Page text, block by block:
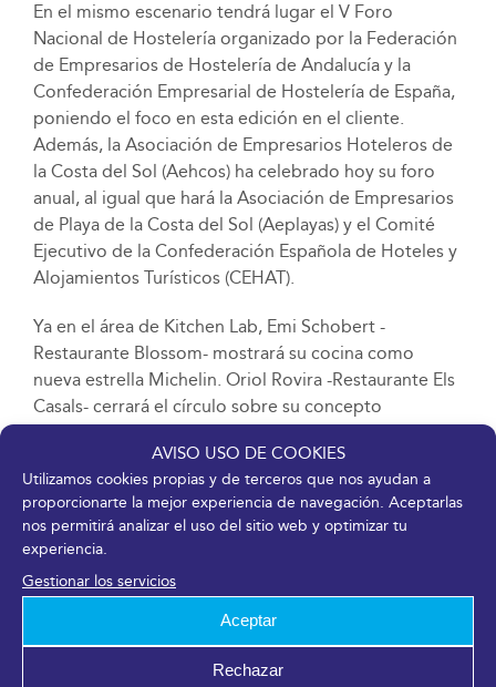
AVISO USO DE COOKIES
Utilizamos cookies propias y de terceros que nos ayudan a
proporcionarte la mejor experiencia de navegación. Aceptarlas
nos permitirá analizar el uso del sitio web y optimizar tu
experiencia.
Gestionar los servicios
Aceptar
Rechazar
En el mismo escenario tendrá lugar el V Foro
Nacional de Hostelería organizado por la Federación
de Empresarios de Hostelería de Andalucía y la
Confederación Empresarial de Hostelería de España,
poniendo el foco en esta edición en el cliente.
Además, la Asociación de Empresarios Hoteleros de
la Costa del Sol (Aehcos) ha celebrado hoy su foro
anual, al igual que hará la Asociación de Empresarios
de Playa de la Costa del Sol (Aeplayas) y el Comité
Ejecutivo de la Confederación Española de Hoteles y
Alojamientos Turísticos (CEHAT).
Ya en el área de Kitchen Lab, Emi Schobert -
Restaurante Blossom- mostrará su cocina como
nueva estrella Michelin. Oriol Rovira -Restaurante Els
Casals- cerrará el círculo sobre su concepto
transmitirá a través de una triada de cocineros de
gran valor, como Juan Carlos García -Restaurante
Vandelvira- mostrará las raíces jienenses con texturas
de Japón, mientras que Juanjo Mesa -Restaurante
cocina tradicional la localidad de Jaén de Pegalajar. El
trío lo cierra Javier Jurado Ruiz -Restaurante Malak- y
su concepto gastronómico serrano. Por último,
Sergio Solis -Restaurante Takumi- y Josep Moreno